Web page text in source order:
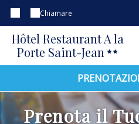
Chiamare
Hôtel Restaurant A la
Porte Saint-Jean
Prenota il